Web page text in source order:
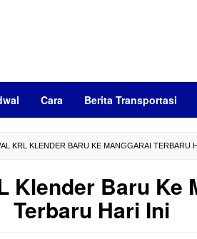
Cara Berita Transportasi
KRL KLENDER BARU KE MANGGARAI TERBARU
Klender Baru Ke
Terbaru Hari Ini